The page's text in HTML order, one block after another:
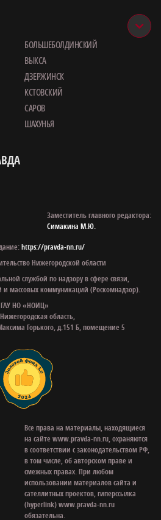
БОЛЬШЕБОЛДИНСКИЙ
ВЫКСА
ДЗЕРЖИНСК
КСТОВСКИЙ
САРОВ
ШАХУНЬЯ
Заместитель главного редактора:
Симакина М.Ю.
https://pravda-nn.ru/
Нижегородской области
службой по надзору в сфере связи,
массовых коммуникаций (Роскомнадзор).
ГАУ НО «НОИЦ»
область,
Горького, д.151 Б, помещение 5
Все права на материалы, находящиеся
на сайте www.pravda-nn.ru, охраняются
в соответствии с законодательством РФ,
в том числе, об авторском праве и
смежных правах. При любом
использовании материалов сайта и
сателлитных проектов, гиперссылка
(hyperlink) www.pravda-nn.ru
обязательна.